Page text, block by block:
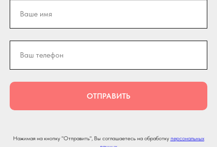
ОТПРАВИТЬ
Нажимая на кнопку "Отправить", Вы соглашаетесь на обработку персональных